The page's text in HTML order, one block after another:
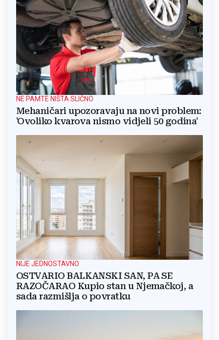
NE PAMTE NIŠTA SLIČNO
Mehaničari upozoravaju na novi problem:
'Ovoliko kvarova nismo vidjeli 50 godina'
NIJE JEDNOSTAVNO
OSTVARIO BALKANSKI SAN, PA SE
RAZOČARAO Kupio stan u Njemačkoj, a
sada razmišlja o povratku